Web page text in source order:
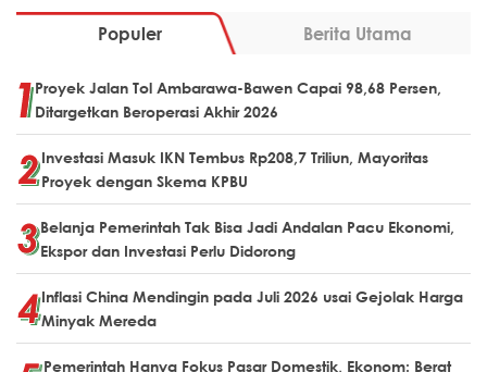
Populer Berita Utama
Proyek Jalan Tol Ambarawa-Bawen Capai 98,68 Persen,
Ditargetkan Beroperasi Akhir 2026
Investasi Masuk IKN Tembus Rp208,7 Triliun, Mayoritas
Proyek dengan Skema KPBU
Belanja Pemerintah Tak Bisa Jadi Andalan Pacu Ekonomi,
Ekspor dan Investasi Perlu Didorong
Inflasi China Mendingin pada Juli 2026 usai Gejolak Harga
Minyak Mereda
Pemerintah Hanya Fokus Pasar Domestik, Ekonom: Berat